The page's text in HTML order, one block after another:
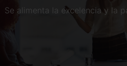
Se alimenta la excelencia y la